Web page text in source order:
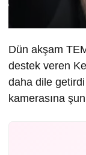
Dün akşam
destek veren
daha dile getirdi
kamerasına